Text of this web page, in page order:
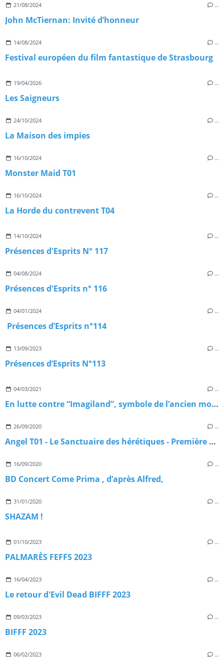
21/08/2024 …
John McTiernan: Invité d’honneur
14/08/2024 …
Festival européen du film fantastique de Strasbourg
19/04/2026 …
Les Saigneurs
24/10/2024 …
La Maison des impies
16/10/2024 …
Monster Maid T01
16/10/2024 …
La Horde du contrevent T04
14/10/2024 …
Présences d'Esprits N° 117
04/08/2024 …
Présences d'Esprits n° 116
04/01/2024 …
Présences d’Esprits n°114
13/09/2023 …
Présences d’Esprits N°113
04/03/2021 …
En lutte contre “Imagiland”, symbole de l’ancien monde
26/09/2020 …
Angel T01 - Le Sanctuaire des hérétiques - Première partie
16/09/2020 …
BD Concert Come Prima , d’après Alfred,
31/01/2020 …
SHAZAM !
01/10/2023 …
PALMARÈS FEFFS 2023
16/04/2023 …
Le retour d'Evil Dead BIFFF 2023
09/03/2023 …
BIFFF 2023
06/02/2023 …